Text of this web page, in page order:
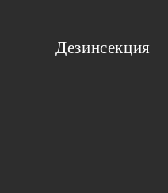
Дезинсекция